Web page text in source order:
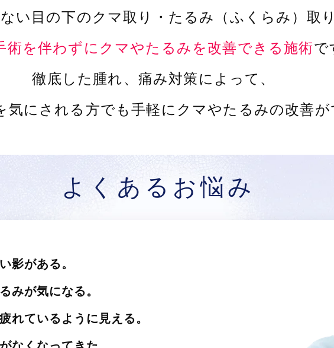
い目の下のクマ取り・たるみ（ふくらみ）取り
術を伴わずにクマやたるみを改善できる施術で
徹底した腫れ、痛み対策によって、
気にされる方でも手軽にクマやたるみの改善が
よくあるお悩み
影がある。
みが気になる。
れているように見える。